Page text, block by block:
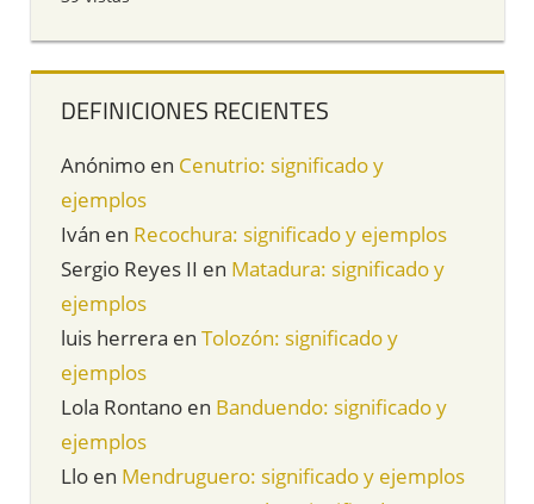
DEFINICIONES RECIENTES
Anónimo en Cenutrio: significado y
ejemplos
Iván en Recochura: significado y ejemplos
Sergio Reyes II en Matadura: significado y
ejemplos
luis herrera en Tolozón: significado y
ejemplos
Lola Rontano en Banduendo: significado y
ejemplos
Llo en Mendruguero: significado y ejemplos